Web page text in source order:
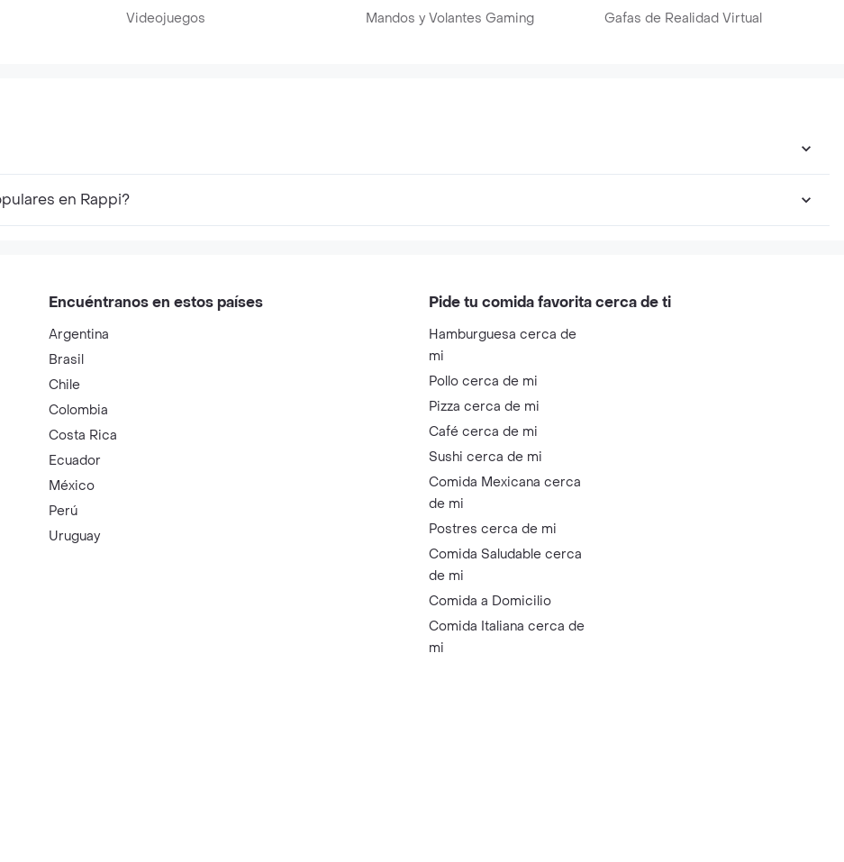
Videojuegos Mandos y Volantes Gaming Gafas de Realidad Virtual
en Rappi?
Encuéntranos en estos países
Argentina
Brasil
Chile
Colombia
Costa Rica
Ecuador
México
Perú
Uruguay
Pide tu comida favorita cerca de ti
Hamburguesa cerca de
mi
Pollo cerca de mi
Pizza cerca de mi
Café cerca de mi
Sushi cerca de mi
Comida Mexicana cerca
de mi
Postres cerca de mi
Comida Saludable cerca
de mi
Comida a Domicilio
Comida Italiana cerca de
mi